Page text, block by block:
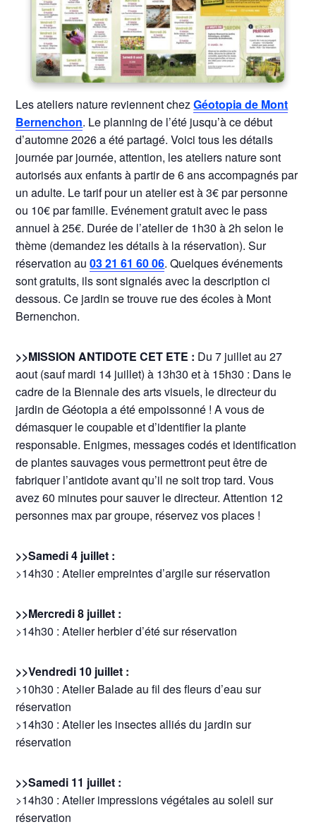
Les ateliers nature reviennent chezGéotopia de Mont
Bernenchon. Le planning de l’été jusqu’à ce début
d’automne 2026 a été partagé. Voici tous les détails
journée par journée, attention, les ateliers nature sont
autorisés aux enfants à partir de 6 ans accompagnés par
un adulte. Le tarif pour un atelier est à 3€ par personne
ou 10€ par famille. Evénement gratuit avec le pass
annuel à 25€. Durée de l’atelier de 1h30 à 2h selon le
thème (demandez les détails à la réservation). Sur
réservation au03 21 61 60 06. Quelques événements
sont gratuits, ils sont signalés avec la description ci
dessous. Ce jardin se trouve rue des écoles à Mont
Bernenchon.
>>MISSION ANTIDOTE CET ETE : Du 7 juillet au 27
aout (sauf mardi 14 juillet) à 13h30 et à 15h30 : Dans le
cadre de la Biennale des arts visuels, le directeur du
jardin de Géotopia a été empoissonné ! A vous de
démasquer le coupable et d’identifier la plante
responsable. Enigmes, messages codés et identification
de plantes sauvages vous permettront peut être de
fabriquer l’antidote avant qu’il ne soit trop tard. Vous
avez 60 minutes pour sauver le directeur. Attention 12
personnes max par groupe, réservez vos places !
>>Samedi 4 juillet :
>14h30 : Atelier empreintes d’argile sur réservation
>>Mercredi 8 juillet :
>14h30 : Atelier herbier d’été sur réservation
>>Vendredi 10 juillet :
>10h30 : Atelier Balade au fil des fleurs d’eau sur
réservation
>14h30 : Atelier les insectes alliés du jardin sur
réservation
>>Samedi 11 juillet :
>14h30 : Atelier impressions végétales au soleil sur
réservation